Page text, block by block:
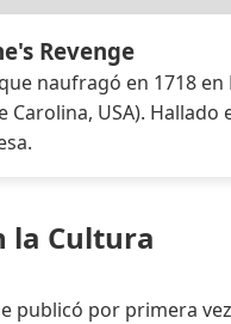
Revenge
naufragó en 1718
USA). Hallado
la Cultura
publicó por primera